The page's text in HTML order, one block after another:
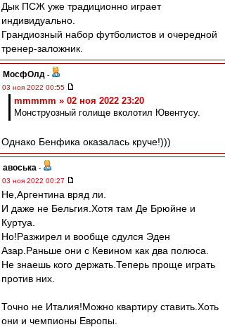
Дык ПСЖ уже традиционно играет
индивидуально.
Грандиозный набор футболистов и очередной
тренер-заложник.
МосфОлд -
03 ноя 2022 00:55
mmmmm » 02 ноя 2022 23:20
Монструозный голище вколотил Ювентусу.
Однако Бенфика оказалась круче!)))
авоська -
03 ноя 2022 00:27
Не,Аргентина вряд ли.
И даже не Бельгия.Хотя там Де Брюйне и
Куртуа.
Но!Разжирел и вообще сдулся Эден
Азар.Раньше они с Кевином как два полюса.
Не знаешь кого держать.Теперь проще играть
против них.
Точно не Италия!Можно квартиру ставить.Хоть
они и чемпионы Европы.